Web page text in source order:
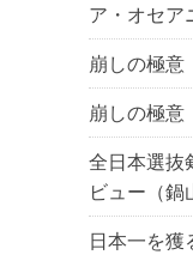
ア・オセア
崩しの極意
崩しの極意
全日本選抜
ビュー（鍋
日本一を獲